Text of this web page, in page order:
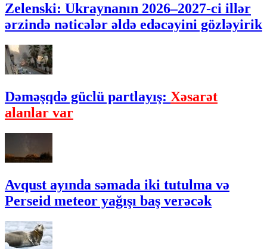
Zelenski: Ukraynanın 2026–2027-ci illər
ərzində nəticələr əldə edəcəyini gözləyirik
Dəməşqdə güclü partlayış: Xəsarət
alanlar var
Avqust ayında səmada iki tutulma və
Perseid meteor yağışı baş verəcək